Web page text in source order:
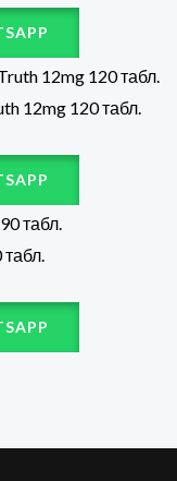
12mg 120 табл.